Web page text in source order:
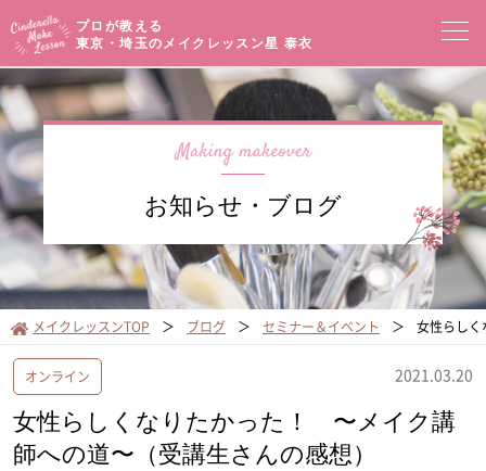
プロが教える
東京・埼玉のメイクレッスン星 泰衣
コンセプト
メイクレッスン一覧 イベントセミナー
プロフィール メイクブログ
お客様の声 サロンアクセス
オンラインショップ
お知らせ・ブログ
メイクレッスンTOP ブログ セミナー＆イベント 女性らし
オンライン 2021.03.20
女性らしくなりたかった！ 〜メイク講
師への道〜（受講生さんの感想）